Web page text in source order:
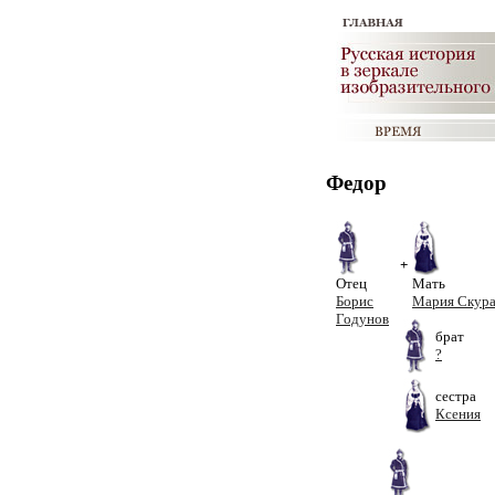
Федор
Отец
Борис
Годунов
+
Мать
Мария
брат
?
сестра
Ксения